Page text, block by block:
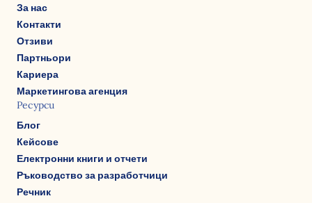
За нас
Контакти
Отзиви
Партньори
Кариера
Маркетингова агенция
Ресурси
Блог
Кейсове
Електронни книги и отчети
Ръководство за разработчици
Речник